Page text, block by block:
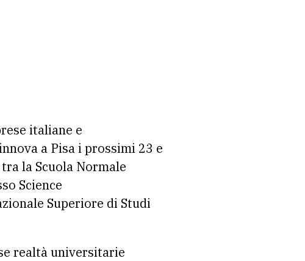
italiane e
a Pisa i prossimi 23 e
la Scuola Normale
Science
Superiore di Studi
realtà universitarie